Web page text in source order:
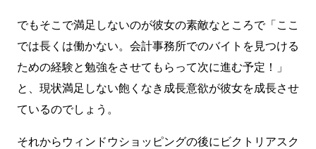
でもそこで満足しないのが彼女の素敵なところで「ここ
では長くは働かない。会計事務所でのバイトを見つける
ための経験と勉強をさせてもらって次に進む予定！」
と、現状満足しない飽くなき成長意欲が彼女を成長させ
ているのでしょう。
それからウィンドウショッピングの後にビクトリアスク